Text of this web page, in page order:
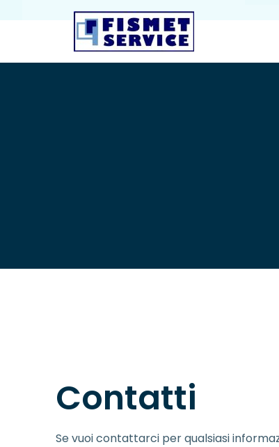
Contatti
Se vuoi contattarci per qualsiasi